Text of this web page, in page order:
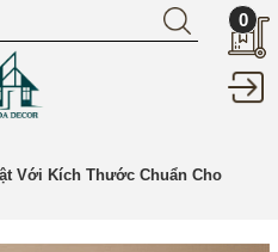
0
Với Kích Thước Chuẩn Cho